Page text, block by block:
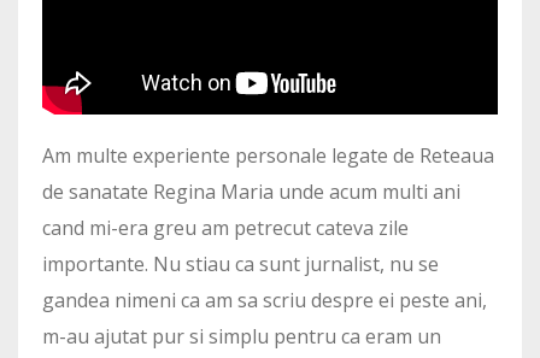
Am multe experiente personale legate de Reteaua
de sanatate Regina Maria unde acum multi ani
cand mi-era greu am petrecut cateva zile
importante. Nu stiau ca sunt jurnalist, nu se
gandea nimeni ca am sa scriu despre ei peste ani,
m-au ajutat pur si simplu pentru ca eram un